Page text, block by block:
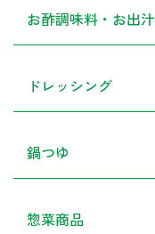
お酢調味料・お出汁
ドレッシング
鍋つゆ
惣菜商品